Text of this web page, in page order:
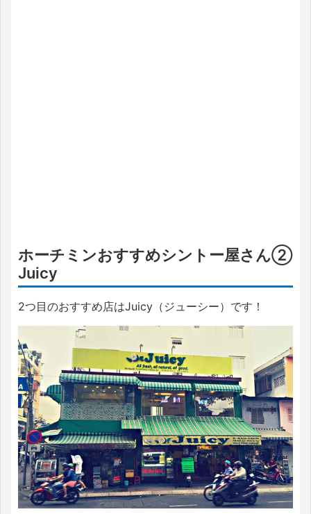
ホーチミンおすすめシントー屋さん②
Juicy
2つ目のおすすめ店はJuicy（ジューシー）です！